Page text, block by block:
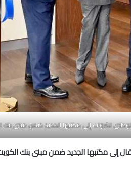
للثروات إلى مكتبها الجديد ضمن مبنى
إلى مكتبها الجديد ضمن مبنى بنك